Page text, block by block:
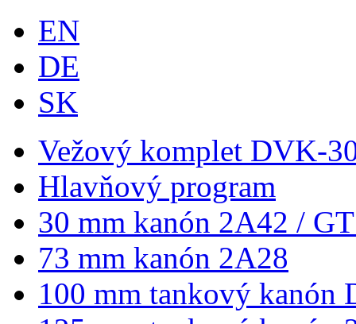
EN
DE
SK
Vežový komplet DVK-
Hlavňový program
30 mm kanón 2A42 /
73 mm kanón 2A28
100 mm tankový kanón